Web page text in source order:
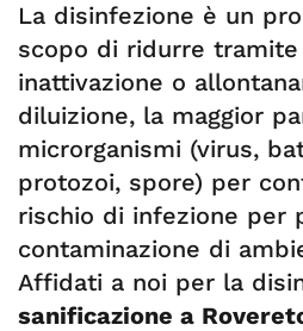
La disinfezione è un
scopo di ridurre tramite
inattivazione o
diluizione, la maggior
microrganismi (virus,
protozoi, spore) per
rischio di infezione per
contaminazione di
Affidati a noi per la
sanificazione a